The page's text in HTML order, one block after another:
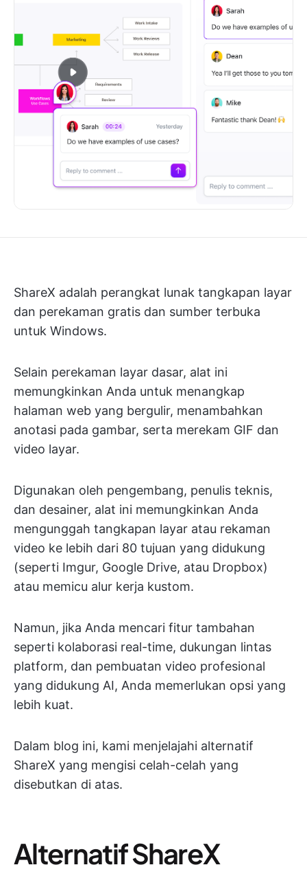
ShareX adalah perangkat lunak tangkapan layar
dan perekaman gratis dan sumber terbuka
untuk Windows.
Selain perekaman layar dasar, alat ini
memungkinkan Anda untuk menangkap
halaman web yang bergulir, menambahkan
anotasi pada gambar, serta merekam GIF dan
video layar.
Digunakan oleh pengembang, penulis teknis,
dan desainer, alat ini memungkinkan Anda
mengunggah tangkapan layar atau rekaman
video ke lebih dari 80 tujuan yang didukung
(seperti Imgur, Google Drive, atau Dropbox)
atau memicu alur kerja kustom.
Namun, jika Anda mencari fitur tambahan
seperti kolaborasi real-time, dukungan lintas
platform, dan pembuatan video profesional
yang didukung AI, Anda memerlukan opsi yang
lebih kuat.
Dalam blog ini, kami menjelajahi alternatif
ShareX yang mengisi celah-celah yang
disebutkan di atas.
Alternatif ShareX